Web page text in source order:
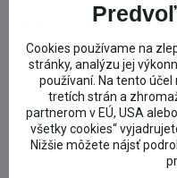
Viac z kategórie
Prírodná kozmetika
Prírodná BIO kozmetika
Eko pre alergikov
BIO pre suchú pleť
Cookies používame na
stránky, analýzu jej
používaní. Na tento
tretích strán a
partnerom v EÚ, USA
všetky cookies“
Nižšie môžete nájsť